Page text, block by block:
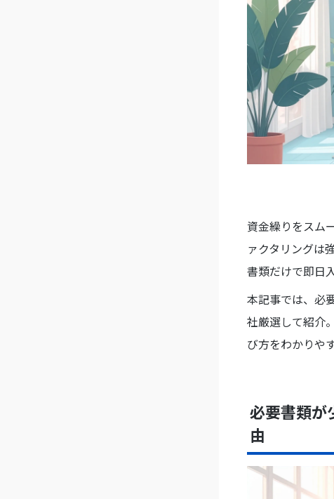
資金繰りをスム
ァクタリングは
書類だけで即日
本記事では、必
社厳選して紹介
び方をわかりや
必要書類が
由